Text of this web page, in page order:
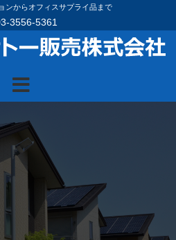
ンからオフィスサプライ品まで
3556-5361